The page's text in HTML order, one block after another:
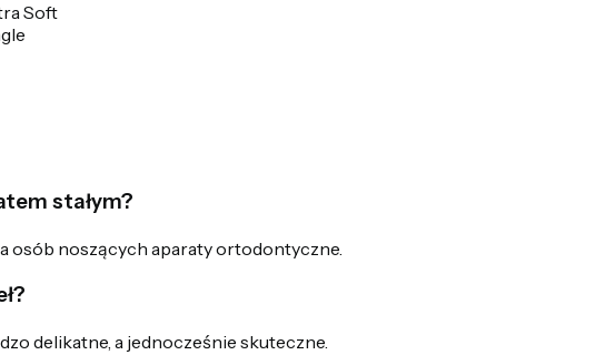
Soft
stałym?
osób noszących aparaty ortodontyczne.
delikatne, a jednocześnie skuteczne.